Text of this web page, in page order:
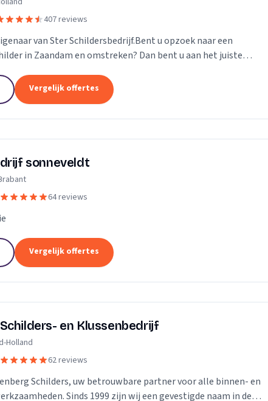
407 reviews
van Ster Schildersbedrijf.Bent u opzoek naar een
in Zaandam en omstreken? Dan bent u aan het juiste
Vergelijk offertes
sonneveldt
64 reviews
Vergelijk offertes
en Klussenbedrijf
Holland
62 reviews
Schilders, uw betrouwbare partner voor alle binnen- en
Sinds 1999 zijn wij een gevestigde naam in de